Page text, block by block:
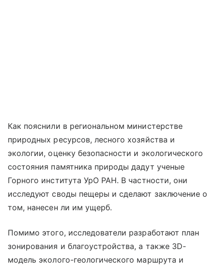
Как пояснили в региональном министерстве
природных ресурсов, лесного хозяйства и
экологии, оценку безопасности и экологического
состояния памятника природы дадут ученые
Горного института УрО РАН. В частности, они
исследуют своды пещеры и сделают заключение о
том, нанесен ли им ущерб.
Помимо этого, исследователи разработают план
зонирования и благоустройства, а также 3D-
модель эколого-геологического маршрута и